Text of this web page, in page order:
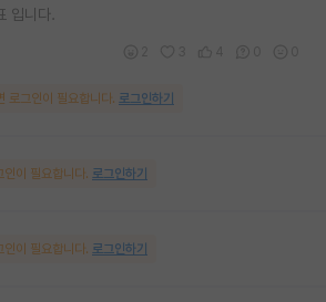
입니다.
로그인이 필요합니다. 로그인하기
인이 필요합니다. 로그인하기
인이 필요합니다. 로그인하기